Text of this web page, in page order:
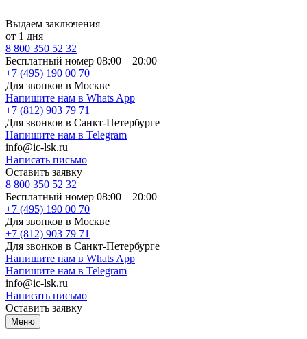
Выдаем заключения
от 1 дня
8 800 350 52 32
Бесплатный номер 08:00 – 20:00
+7 (495) 190 00 70
Для звонков в Москве
Напишите нам в Whats App
+7 (812) 903 79 71
Для звонков в Санкт-Петербурге
Напишите нам в Telegram
info@ic-lsk.ru
Написать письмо
Оставить заявку
8 800 350 52 32
Бесплатный номер 08:00 – 20:00
+7 (495) 190 00 70
Для звонков в Москве
+7 (812) 903 79 71
Для звонков в Санкт-Петербурге
Напишите нам в Whats App
Напишите нам в Telegram
info@ic-lsk.ru
Написать письмо
Оставить заявку
Меню